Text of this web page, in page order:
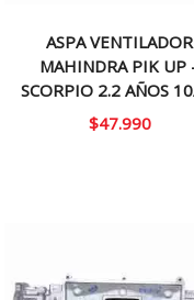
ASPA VENTILADOR
MAHINDRA PIK UP
SCORPIO 2.2 AÑOS
$47.990